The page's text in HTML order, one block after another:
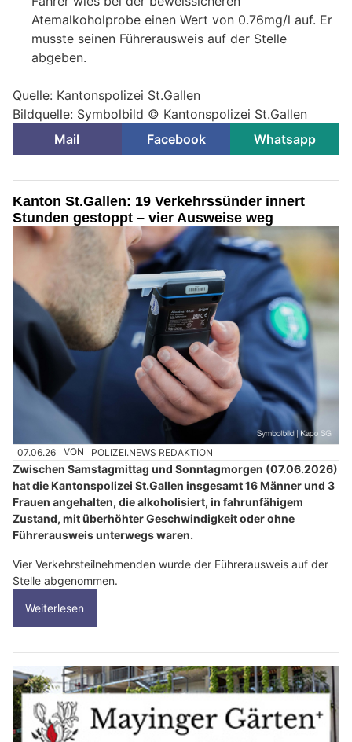
Atemalkoholprobe einen Wert von 0.76mg/l auf. Er
musste seinen Führerausweis auf der Stelle
abgeben.
Quelle: Kantonspolizei St.Gallen
Bildquelle: Symbolbild © Kantonspolizei St.Gallen
Mail
Facebook Whatsapp
Kanton St.Gallen: 19 Verkehrssünder innert
Stunden gestoppt – vier Ausweise weg
07.06.26 VON POLIZEI.NEWS REDAKTION
Zwischen Samstagmittag und Sonntagmorgen (07.06.2026)
hat die Kantonspolizei St.Gallen insgesamt 16 Männer und 3
Frauen angehalten, die alkoholisiert, in fahrunfähigem
Zustand, mit überhöhter Geschwindigkeit oder ohne
Führerausweis unterwegs waren.
Vier Verkehrsteilnehmenden wurde der Führerausweis auf der
Stelle abgenommen.
Weiterlesen